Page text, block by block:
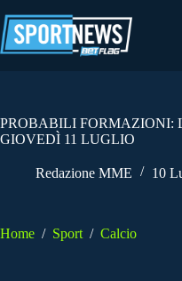
al
contenuto
PROBABILI FORMAZIONI:
GIOVEDÌ 11 LUGLIO
Redazione MME 10
Home / Sport / Calcio